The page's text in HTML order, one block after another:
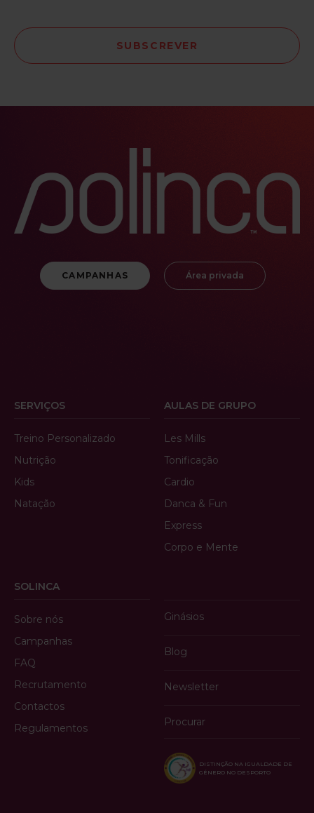
CAMPANHAS Área privada
SERVIÇOS
Treino Personalizado
Nutrição
Kids
Natação
AULAS DE GRUPO
Les Mills
Tonificação
Cardio
Danca & Fun
Express
Corpo e Mente
SOLINCA
Sobre nós
Campanhas
FAQ
Recrutamento
Contactos
Regulamentos
Ginásios
Blog
Newsletter
Procurar
DISTINÇÃO NA IGUALDADE DE
GÉNERO NO DESPORTO